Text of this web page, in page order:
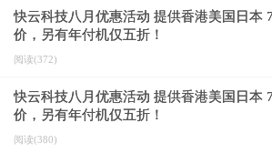
快云科技八月优惠活动 提供香港美国日本
价，另有年付机仅五折！
阅读(372)
快云科技八月优惠活动 提供香港美国日本
价，另有年付机仅五折！
阅读(380)